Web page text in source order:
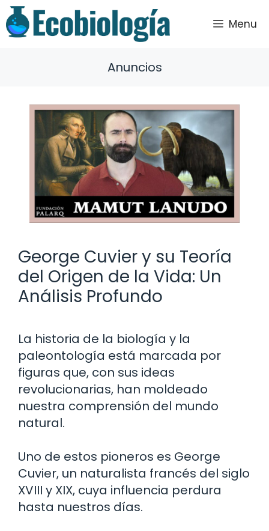
Saltar
al
contenido
Menu
Anuncios
George Cuvier y su Teoría
del Origen de la Vida: Un
Análisis Profundo
La historia de la biología y la
paleontología está marcada por
figuras que, con sus ideas
revolucionarias, han moldeado
nuestra comprensión del mundo
natural.
Uno de estos pioneros es George
Cuvier, un naturalista francés del siglo
XVIII y XIX, cuya influencia perdura
hasta nuestros días.